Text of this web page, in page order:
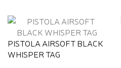
PISTOLA AIRSOFT BLACK
WHISPER TAG